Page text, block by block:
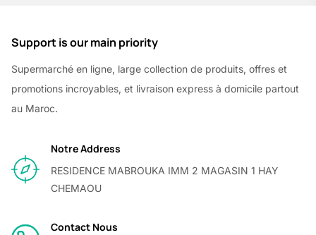
Support is our main priority
Supermarché en ligne, large collection de produits, offres et
promotions incroyables, et livraison express à domicile partout
au Maroc.
Notre Address
RESIDENCE MABROUKA IMM 2 MAGASIN 1 HAY
CHEMAOU
Contact Nous